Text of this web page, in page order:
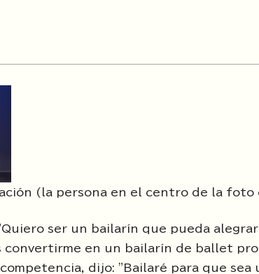
(la persona en el centro de la foto
ser un bailarín que pueda alegrar
convertirme en un bailarín de ballet
dijo: "Bailaré para que sea